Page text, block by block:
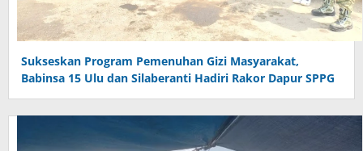
Sukseskan Program Pemenuhan Gizi Masyarakat,
Babinsa 15 Ulu dan Silaberanti Hadiri Rakor Dapur SPPG